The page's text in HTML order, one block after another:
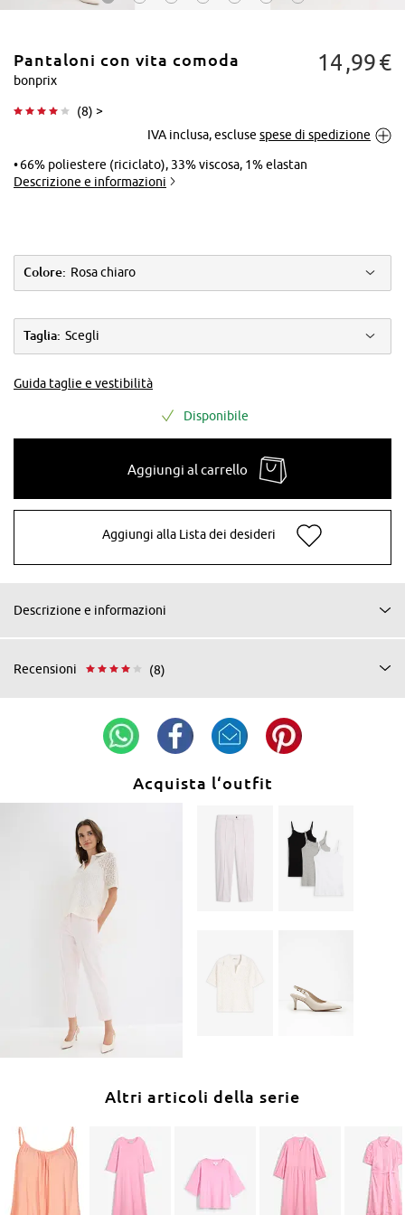
Tocca per
Pantaloni con vita comoda
bonprix
(8) >
14 99€
IVA inclusa, escluse spese di spedizione
66% poliestere (riciclato), 33% viscosa, 1% elastan
Descrizione e informazioni
Colore: Rosa chiaro
Taglia: Scegli
Guida taglie e vestibilità
Disponibile
Aggiungi al carrello
Aggiungi alla Lista dei desideri
Descrizione e informazioni
Recensioni (8)
Acquista l‘outfit
Altri articoli della serie